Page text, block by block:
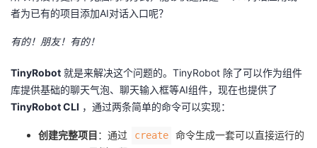
我
的
博
我
的
我
者为已有的项目添加AI对话入口呢？
有的！朋友！有的！
TinyRobot 就是来解决这个问题的。TinyRobot 除了可以作为组件
库提供基础的聊天气泡、聊天输入框等AI组件，现在也提供了
TinyRobot CLI ，通过两条简单的命令可以实现：
创建完整项目：通过 create
命令生成一套可以直接运行的